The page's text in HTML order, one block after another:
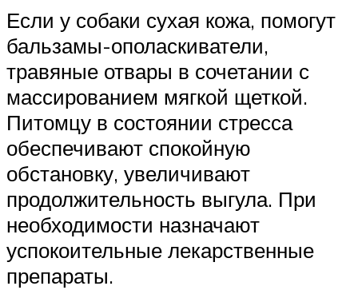
Если у собаки сухая кожа, помогут
бальзамы-ополаскиватели,
травяные отвары в сочетании с
массированием мягкой щеткой.
Питомцу в состоянии стресса
обеспечивают спокойную
обстановку, увеличивают
продолжительность выгула. При
необходимости назначают
успокоительные лекарственные
препараты.